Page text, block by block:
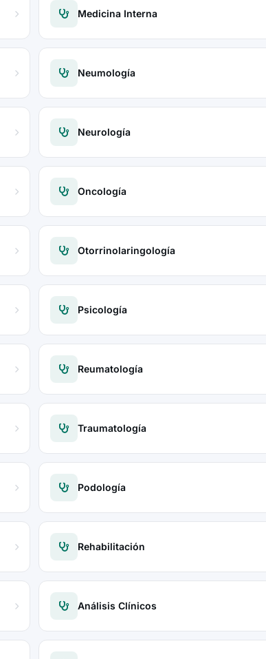
Medicina Interna
Neumología
Neurología
Oncología
Otorrinolaringología
Psicología
Reumatología
Traumatología
Podología
Rehabilitación
Análisis Clínicos